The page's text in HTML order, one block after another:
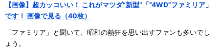
【画像】超カッコいい！ これがマツダ“新型”「“4WD”ファミリア」
です！ 画像で見る（40枚）
「ファミリア」と聞いて、昭和の熱狂を思い出すファンも多いでし
ょう。